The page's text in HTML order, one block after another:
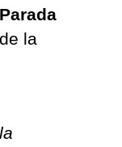
la